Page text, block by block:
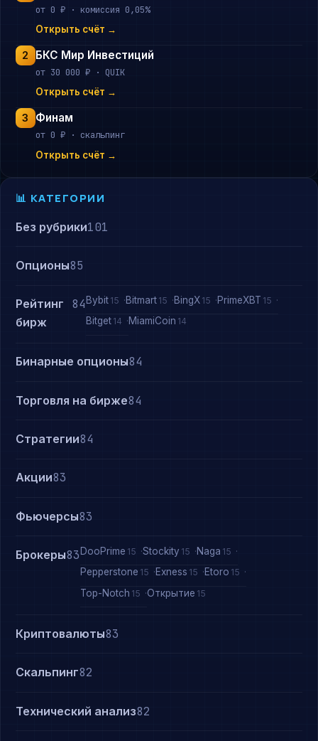
от 0 ₽ · комиссия 0,05%
Открыть счёт →
2 БКС Мир Инвестиций
от 30 000 ₽ · QUIK
Открыть счёт →
3 Финам
от 0 ₽ · скальпинг
Открыть счёт →
📊 КАТЕГОРИИ
Без рубрики101
Опционы85
Рейтинг
бирж
84 Bybit 15 Bitmart 15 BingX 15 PrimeXBT 15
Bitget 14 MiamiCoin 14
Бинарные опционы84
Торговля на бирже84
Стратегии84
Акции83
Фьючерсы83
Брокеры83 DooPrime 15 Stockity 15 Naga 15
Pepperstone 15 Exness 15 Etoro 15
Top-Notch 15 Открытие 15
Криптовалюты83
Скальпинг82
Технический анализ82